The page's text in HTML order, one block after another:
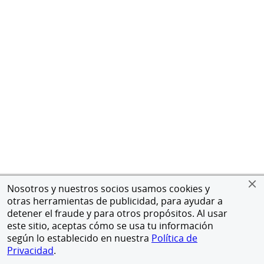
Nosotros y nuestros socios usamos cookies y
otras herramientas de publicidad, para ayudar a
detener el fraude y para otros propósitos. Al usar
este sitio, aceptas cómo se usa tu información
según lo establecido en nuestra Política de
Privacidad.